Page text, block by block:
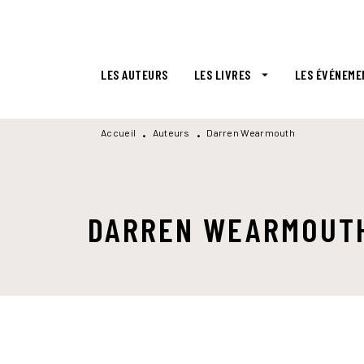
LES AUTEURS LES LIVRES arrow_drop_down LES
Accueil • Auteurs • Darren Wearmouth
DARREN